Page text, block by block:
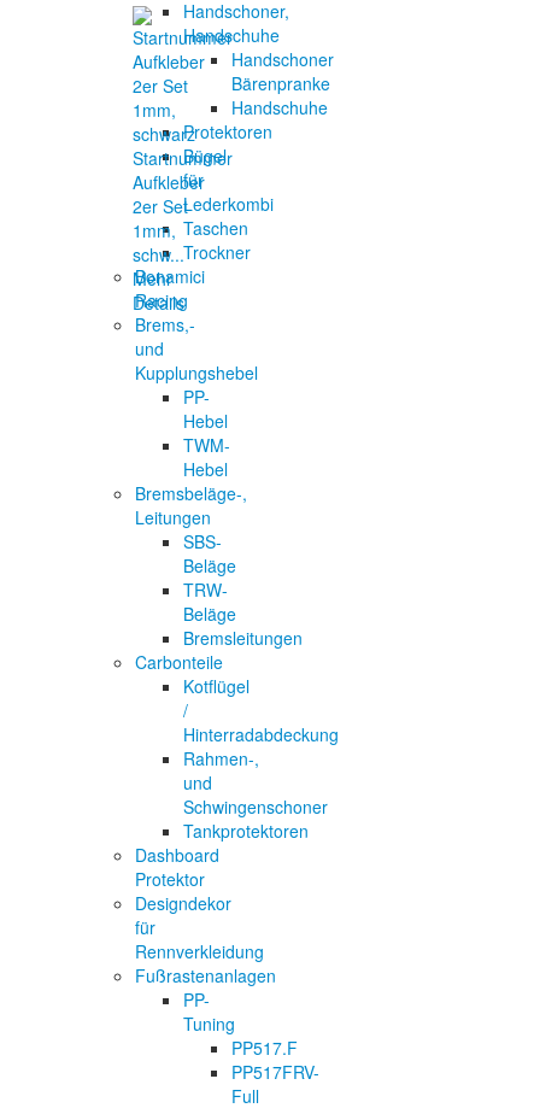
Handschoner,
Handschuhe
Handschoner
Bärenpranke
Handschuhe
Protektoren
Bügel
für
Lederkombi
Taschen
Trockner
Bonamici
Racing
Brems,-
und
Kupplungshebel
PP-
Hebel
TWM-
Hebel
Bremsbeläge-,
Leitungen
SBS-
Beläge
TRW-
Beläge
Bremsleitungen
Carbonteile
Kotflügel
/
Hinterradabdeckung
Rahmen-,
und
Schwingenschoner
Tankprotektoren
Dashboard
Protektor
Designdekor
für
Rennverkleidung
Fußrastenanlagen
PP-
Tuning
PP517.F
PP517FRV-
Full
Startnummer
Aufkleber
2er Set
1mm,
schw...
Mehr
Details